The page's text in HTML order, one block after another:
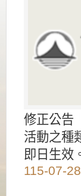
修正公告
活動之種
即日生效
115-07-28